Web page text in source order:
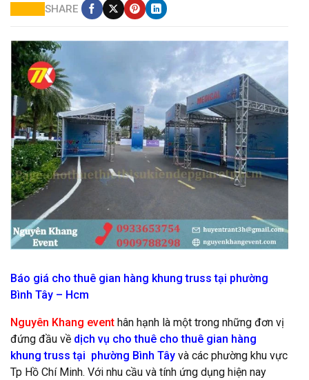
SHARE
Báo giá cho thuê gian hàng khung truss tại phường
Bình Tây – Hcm
Nguyên Khang event hân hạnh là một trong những đơn vị
đứng đầu về dịch vụ cho thuê cho thuê gian hàng
khung truss tại phường Bình Tây và các phường khu vực
Tp Hồ Chí Minh. Với nhu cầu và tính ứng dụng hiện nay